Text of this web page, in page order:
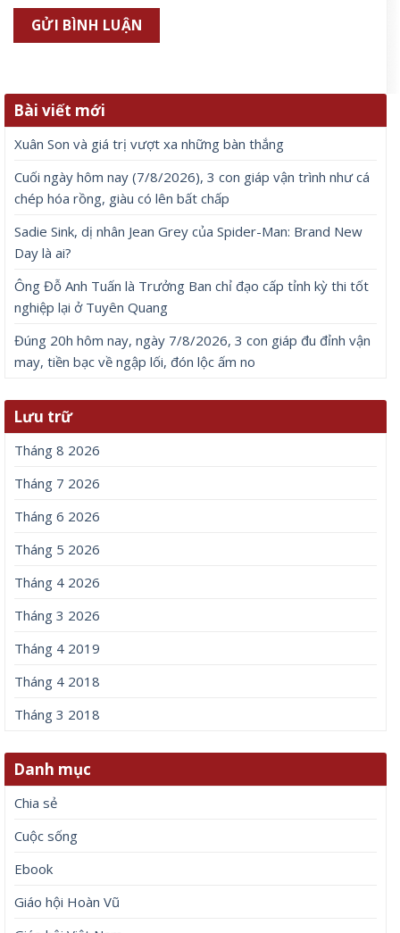
Bài viết mới
Xuân Son và giá trị vượt xa những bàn thắng
Cuối ngày hôm nay (7/8/2026), 3 con giáp vận trình như cá
chép hóa rồng, giàu có lên bất chấp
Sadie Sink, dị nhân Jean Grey của Spider-Man: Brand New
Day là ai?
Ông Đỗ Anh Tuấn là Trưởng Ban chỉ đạo cấp tỉnh kỳ thi tốt
nghiệp lại ở Tuyên Quang
Đúng 20h hôm nay, ngày 7/8/2026, 3 con giáp đu đỉnh vận
may, tiền bạc về ngập lối, đón lộc ấm no
Lưu trữ
Tháng 8 2026
Tháng 7 2026
Tháng 6 2026
Tháng 5 2026
Tháng 4 2026
Tháng 3 2026
Tháng 4 2019
Tháng 4 2018
Tháng 3 2018
Danh mục
Chia sẻ
Cuộc sống
Ebook
Giáo hội Hoàn Vũ